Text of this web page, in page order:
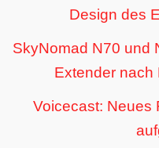
Design des
SkyNomad N70 und
Extender nach
Voicecast: Neues